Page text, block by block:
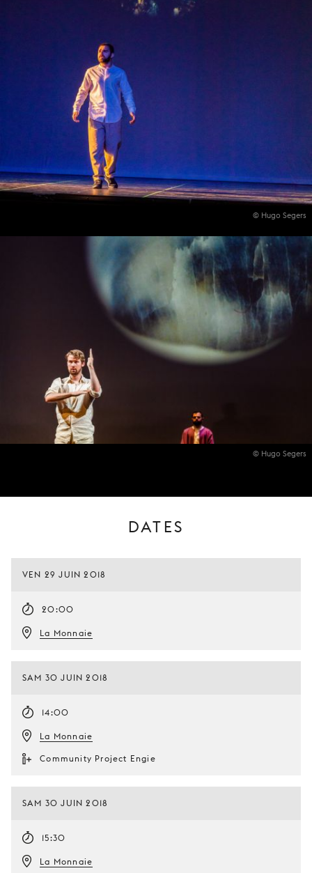
© Hugo Segers
© Hugo Segers
DATES
VEN 29 JUIN 2018
20:00
La Monnaie
SAM 30 JUIN 2018
14:00
La Monnaie
Community Project Engie
SAM 30 JUIN 2018
15:30
La Monnaie